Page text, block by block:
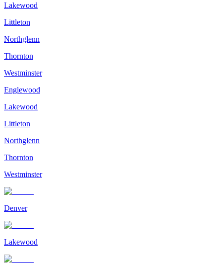
Lakewood
Littleton
Northglenn
Thornton
Westminster
Englewood
Lakewood
Littleton
Northglenn
Thornton
Westminster
Denver
Lakewood